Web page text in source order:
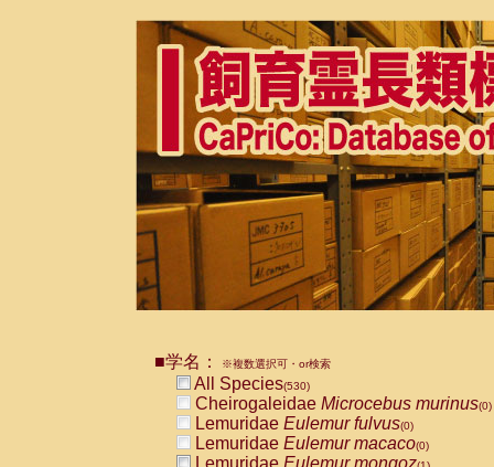
■学名： ※複数選択可・or検索
All Species(530)
Cheirogaleidae Microcebus murinus(0)
Lemuridae Eulemur fulvus(0)
Lemuridae Eulemur macaco(0)
Lemuridae Eulemur mongoz